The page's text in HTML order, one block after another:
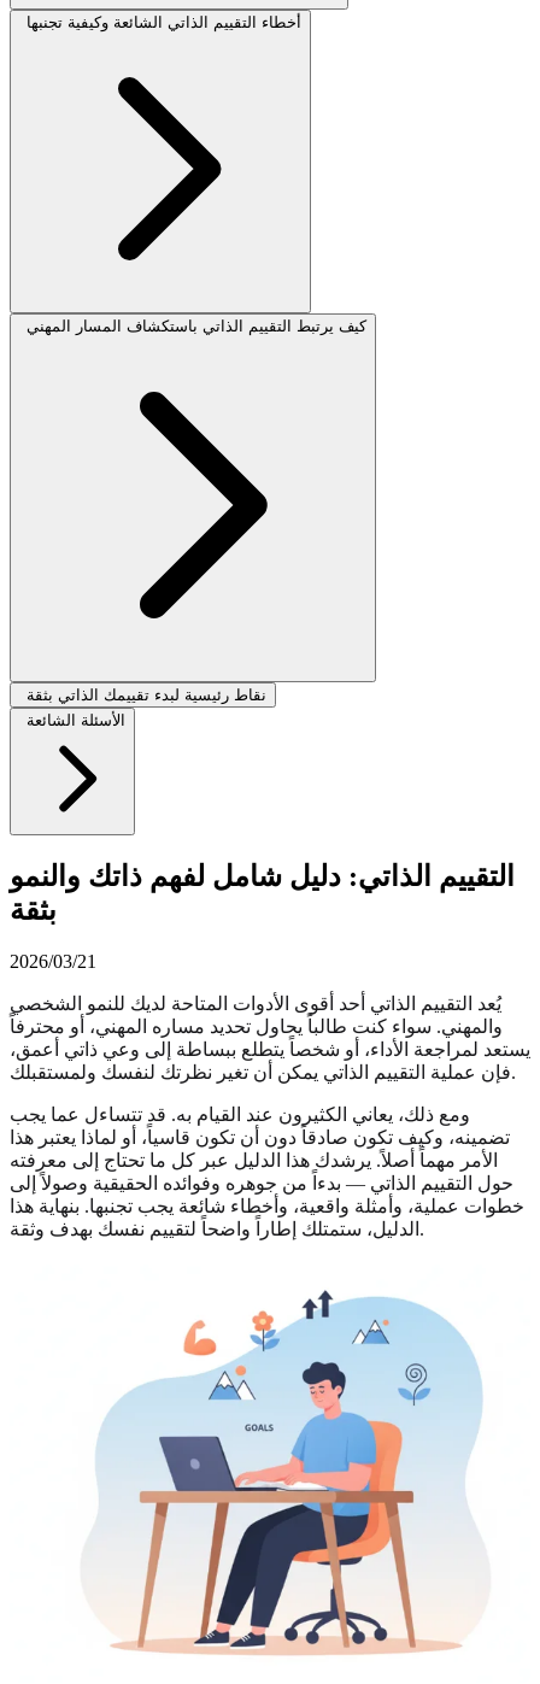
أخطاء التقييم الذاتي الشائعة وكيفية تجنبها
كيف يرتبط التقييم الذاتي باستكشاف المسار المهني
نقاط رئيسية لبدء تقييمك الذاتي بثقة
الأسئلة الشائعة
التقييم الذاتي: دليل شامل لفهم ذاتك والنمو
بثقة
2026/03/21
يُعد التقييم الذاتي أحد أقوى الأدوات المتاحة لديك للنمو الشخصي
والمهني. سواء كنت طالباً يحاول تحديد مساره المهني، أو محترفاً
يستعد لمراجعة الأداء، أو شخصاً يتطلع ببساطة إلى وعي ذاتي أعمق،
فإن عملية التقييم الذاتي يمكن أن تغير نظرتك لنفسك ولمستقبلك.
ومع ذلك، يعاني الكثيرون عند القيام به. قد تتساءل عما يجب
تضمينه، وكيف تكون صادقاً دون أن تكون قاسياً، أو لماذا يعتبر هذا
الأمر مهماً أصلاً. يرشدك هذا الدليل عبر كل ما تحتاج إلى معرفته
حول التقييم الذاتي — بدءاً من جوهره وفوائده الحقيقية وصولاً إلى
خطوات عملية، وأمثلة واقعية، وأخطاء شائعة يجب تجنبها. بنهاية هذا
الدليل، ستمتلك إطاراً واضحاً لتقييم نفسك بهدف وثقة.